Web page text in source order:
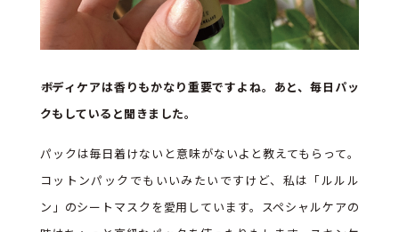
――ボディケアは香りもかなり重要ですよね。あと、毎日パッ
クもしていると聞きました。
パックは毎日着けないと意味がないよと教えてもらって。
コットンパックでもいいみたいですけど、私は「ルルル
ン」のシートマスクを愛用しています。スペシャルケアの